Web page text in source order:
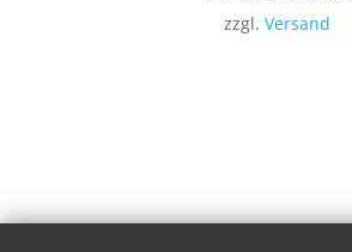
zzgl. Versand